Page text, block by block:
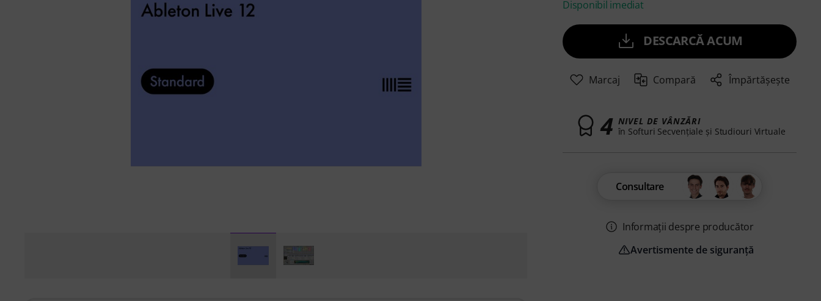
Disponibil imediat
DESCARCĂ ACUM
Marcaj Compară Împărtășește
4 NIVEL DE VÂNZĂRI
în Softuri Secvenţiale şi Studiouri Virtuale
Consultare
Informații despre producător
Avertismente de siguranță